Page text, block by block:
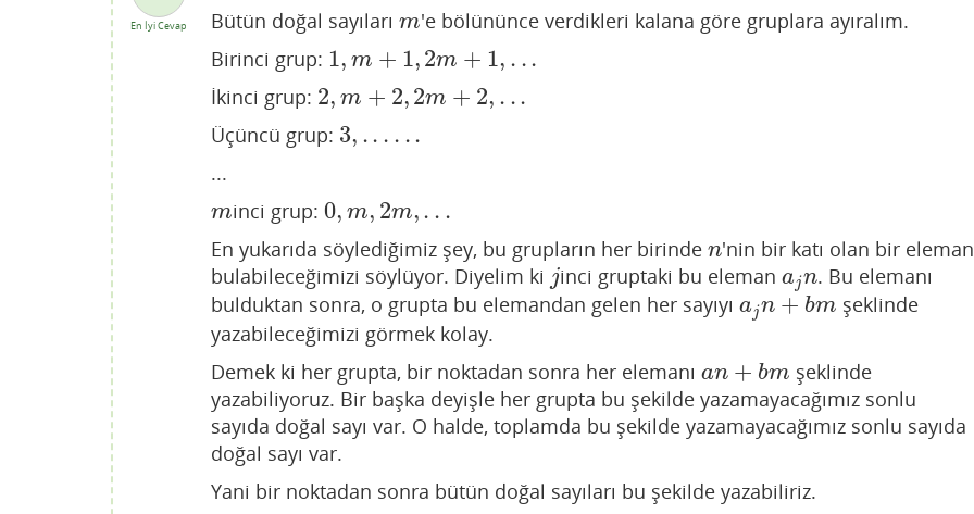
En İyi Cevap
Bütün doğal sayıları m
m'e bölününce verdikleri kalana göre gruplara ayıralım.
Birinci grup: 1, m + 1,2m + 1, . ..
1,m+ 1,2 m+1,...
İkinci grup: 2, m + 2,2m + 2, . ..
2,m+ 2,2 m+2,...
Üçüncü grup: 3, .. . . ..
3,. .. .. .
...
m
minci grup:0, m, 2m,. . .
0,m,2m,...
En yukarıda söylediğimiz şey, bu grupların her birinde n
n'nin bir katı olan bir eleman
bulabileceğimizi söylüyor. Diyelim ki j
jinci gruptaki bu eleman ajn
ajn . Bu elemanı
bulduktan sonra, o grupta bu elemandan gelen her sayıyı ajn + bm
ajn+ bm
şeklinde
yazabileceğimizi görmek kolay.
Demek ki her grupta, bir noktadan sonra her elemanı an + bm
an+ bm
şeklinde
yazabiliyoruz. Bir başka deyişle her grupta bu şekilde yazamayacağımız sonlu
sayıda doğal sayı var. O halde, toplamda bu şekilde yazamayacağımız sonlu sayıda
doğal sayı var.
Yani bir noktadan sonra bütün doğal sayıları bu şekilde yazabiliriz.